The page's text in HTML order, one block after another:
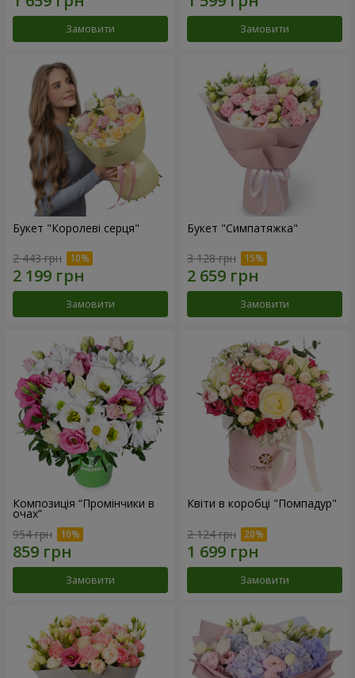
Замовити Замовити
Букет "Королеві серця"
2 443 грн
Замовити
Букет "Симпатяжка"
3 128 грн
Замовити
Композиція “Промінчики в
очах”
954 грн
Замовити
Квіти в коробці "Помпадур"
2 124 грн
Замовити